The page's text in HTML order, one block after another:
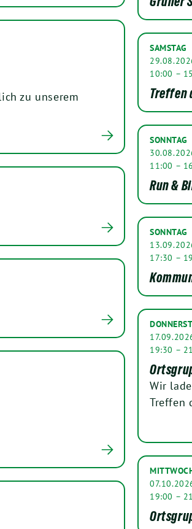
zu unserem
SAMSTAG
10:00 –
Treffen
SONNTAG
11:00 –
Run &
SONNTAG
17:30 –
19:30 –
Wir
Treffen
19:00 –